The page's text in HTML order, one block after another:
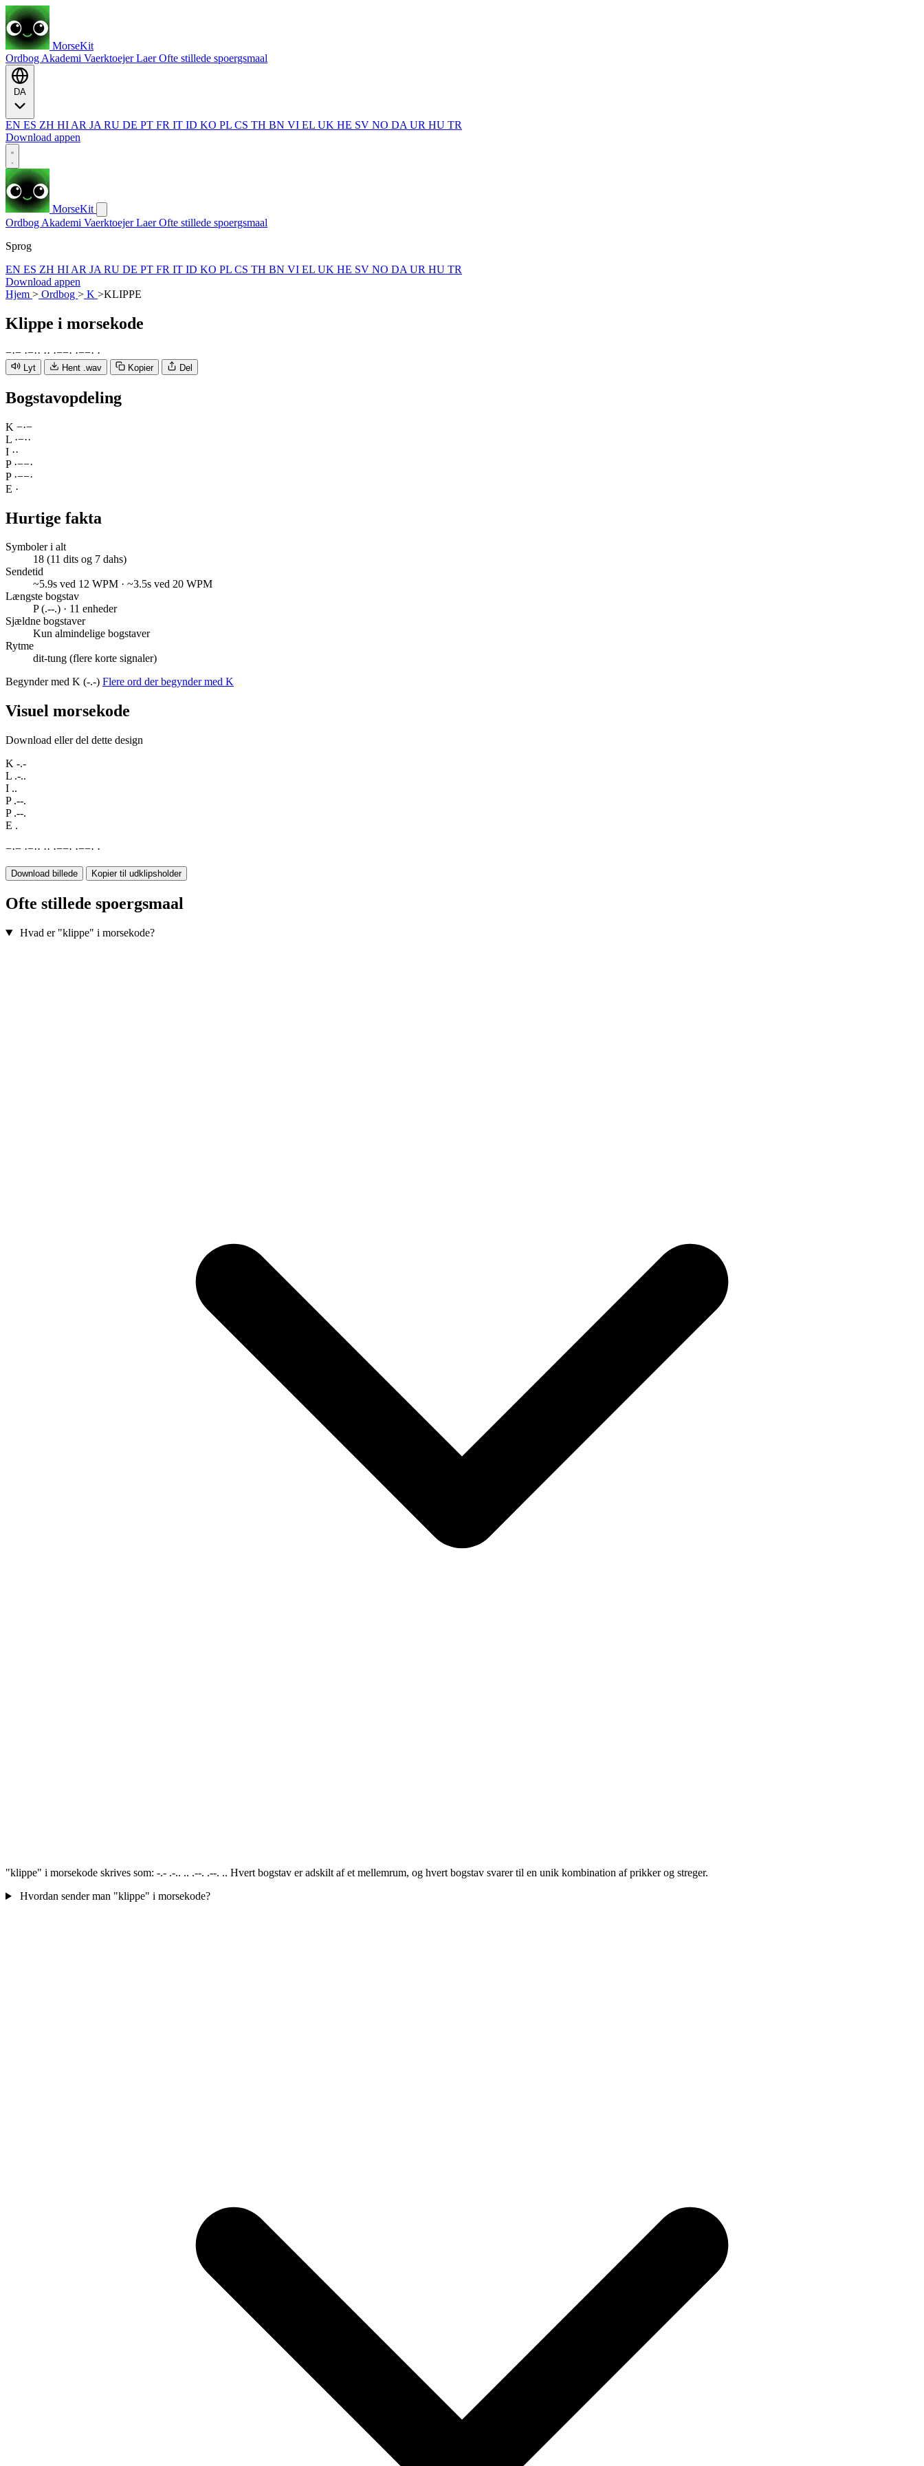
MorseKit
Ordbog Akademi VaerktoejerLaerOfte stillede spoergsmaal
EN ES ZH HI AR JA RU DE PT FR IT ID KO PL CS TH BN VI EL UK HE SV NO DA UR HU TR
Download appen
MorseKit
Ordbog Akademi VaerktoejerLaerOfte stillede spoergsmaal
Sprog
EN ES ZH HI AR JA RU DE PT FR IT ID KO PL CS TH BN VI EL UK HE SV NO DA UR HU TR
Download appen
Hjem > Ordbog > K >KLIPPE
Klippe i morsekode
−·− ·−·· ·· ·−−· ·−−· ·
Lyt Hent .wav Kopier Del
Bogstavopdeling
K −·−
L ·−··
I ··
P ·−−·
P ·−−·
E ·
Hurtige fakta
Symboler i alt
18 (11 dits og 7 dahs)
Sendetid
~5.9s ved 12 WPM · ~3.5s ved 20 WPM
Længste bogstav
P (.--.) · 11 enheder
Sjældne bogstaver
Kun almindelige bogstaver
Rytme
dit-tung (flere korte signaler)
Begynder med K (-.-) Flere ord der begynder med K
Visuel morsekode
Download eller del dette design
K -.-
L .-..
I ..
P .--.
P .--.
E .
−·− ·−·· ·· ·−−· ·−−· ·
Download billede Kopier til udklipsholder
Ofte stillede spoergsmaal
Hvad er "klippe" i morsekode?
"klippe" i morsekode skrives som: -.- .-.. .. .--. .--. .. Hvert bogstav er adskilt af et mellemrum, og hvert bogstav svarer til en unik kombination af prikker og streger.
Hvordan sender man "klippe" i morsekode?